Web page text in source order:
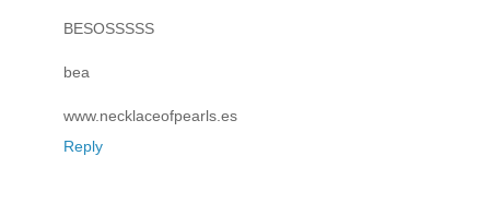
BESOSSSSS
bea
www.necklaceofpearls.es
Reply